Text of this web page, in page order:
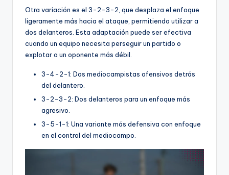
Otra variación es el 3-2-3-2, que desplaza el enfoque
ligeramente más hacia el ataque, permitiendo utilizar a
dos delanteros. Esta adaptación puede ser efectiva
cuando un equipo necesita perseguir un partido o
explotar a un oponente más débil.
3-4-2-1: Dos mediocampistas ofensivos detrás
del delantero.
3-2-3-2: Dos delanteros para un enfoque más
agresivo.
3-5-1-1: Una variante más defensiva con enfoque
en el control del mediocampo.